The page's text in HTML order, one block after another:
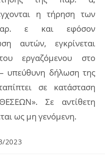
η τήρηση των
ε και εφόσον
αυτών, εγκρίνεται
εργαζόμενου στο
υπεύθυνη δήλωση της
σε κατάσταση
Σε αντίθετη
ως μη γενόμενη.
2023